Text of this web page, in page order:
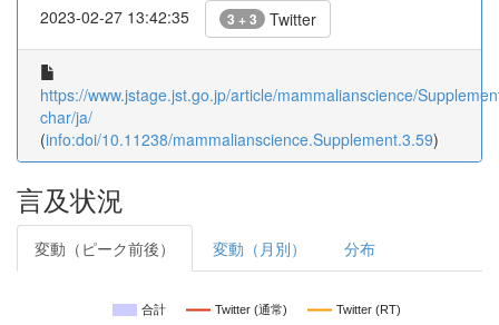
2023-02-27 13:42:35 3 + 3 Twitter
https://www.jstage.jst.go.jp/article/mammalianscience/
char/ja/
(info:doi/10.11238/mammalianscience.Supplement.3.59)
言及状況
変動（ピーク前後） 変動（月別） 分布
合計 Twitter (通常) Twitter (RT)